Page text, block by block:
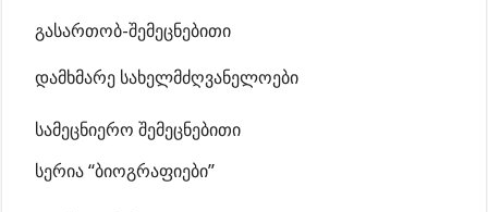
გასართობ-შემეცნებითი
დამხმარე სახელმძღვანელოები
სამეცნიერო შემეცნებითი
სერია “ბიოგრაფიები”